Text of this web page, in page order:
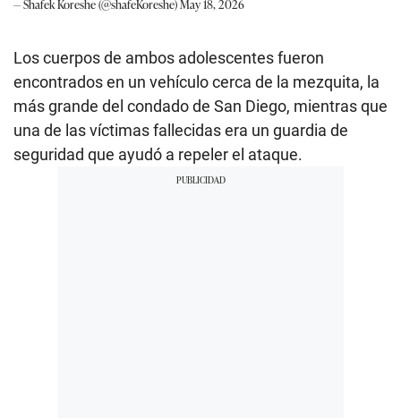
— Shafek Koreshe (@shafeKoreshe)May 18, 2026
Los cuerpos de ambos adolescentes fueron
encontrados en un vehículo cerca de la mezquita, la
más grande del condado de San Diego, mientras que
una de las víctimas fallecidas era un guardia de
seguridad que ayudó a repeler el ataque.